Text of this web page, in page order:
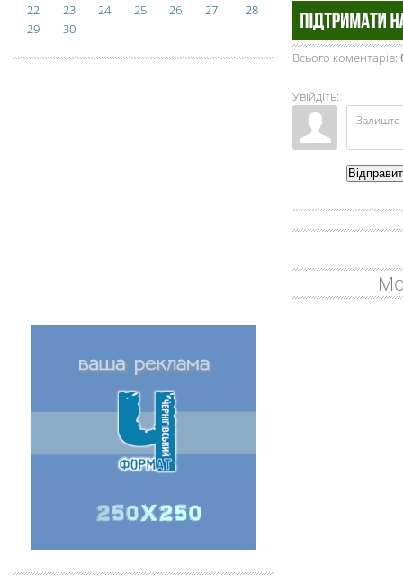
Всього коментарів:
Увійдіть:
22
23 24 25 26 27
28
29
30